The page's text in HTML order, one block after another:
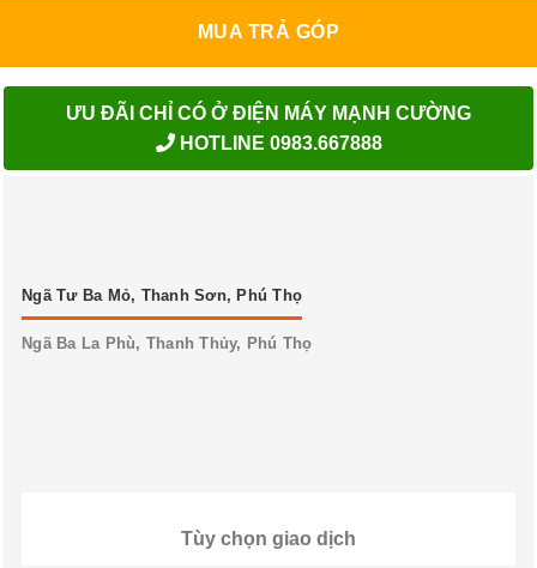
MUA TRẢ GÓP
ƯU ĐÃI CHỈ CÓ Ở ĐIỆN MÁY MẠNH CƯỜNG
HOTLINE 0983.667888
Ngã Tư Ba Mỏ, Thanh Sơn, Phú Thọ
Ngã Ba La Phù, Thanh Thủy, Phú Thọ
Tùy chọn giao dịch